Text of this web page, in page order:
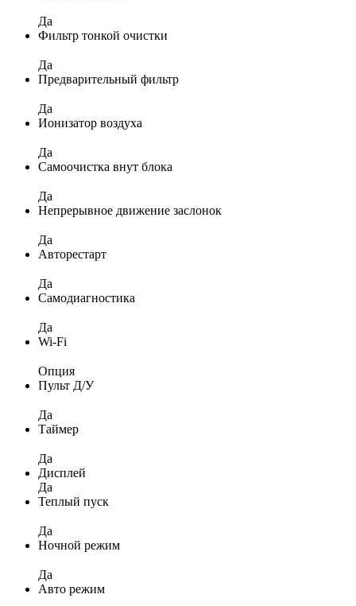
Да
Фильтр тонкой очистки
Да
Предварительный фильтр
Да
Ионизатор воздуха
Да
Самоочистка внут блока
Да
Непрерывное движение заслонок
Да
Авторестарт
Да
Самодиагностика
Да
Wi-Fi
Опция
Пульт Д/У
Да
Таймер
Да
Дисплей
Да
Теплый пуск
Да
Ночной режим
Да
Авто режим